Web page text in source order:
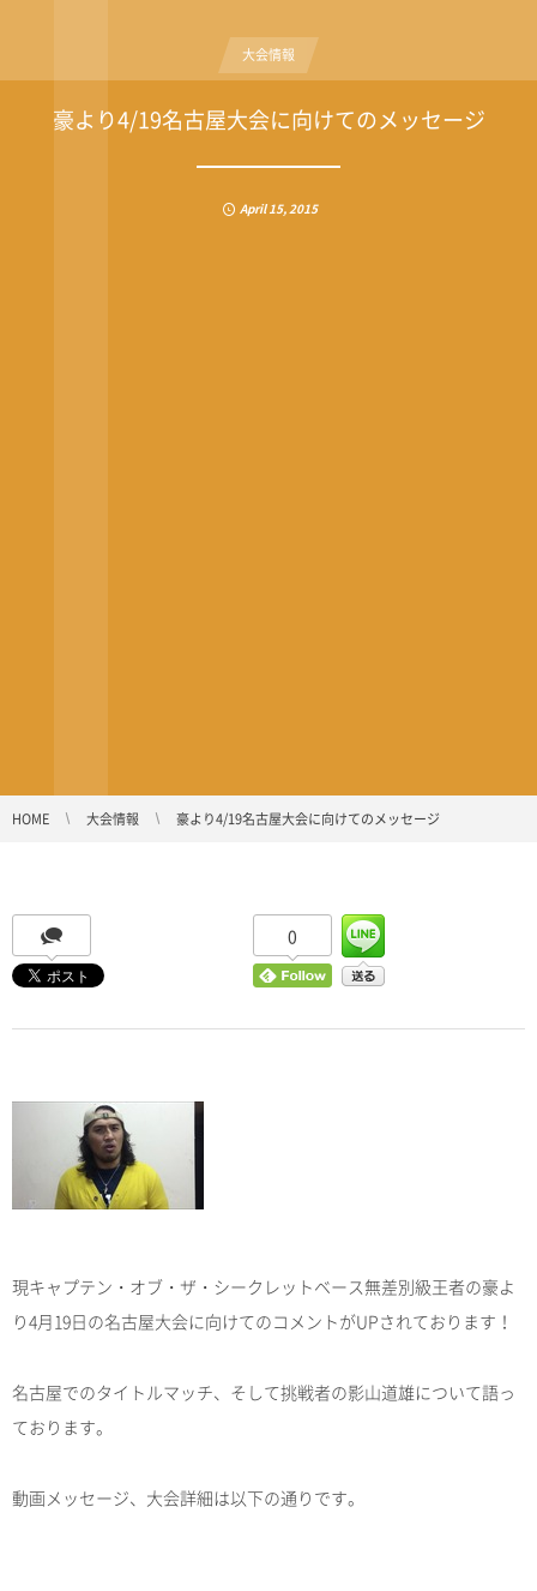
大会情報
豪より4/19名古屋大会に向けてのメッセージ
April15, 2015
HOME 大会情報 豪より4/19名古屋大会に向けてのメッセージ
0
現キャプテン・オブ・ザ・シークレットベース無差別級王者の豪よ
り4月19日の名古屋大会に向けてのコメントがUPされております！
名古屋でのタイトルマッチ、そして挑戦者の影山道雄について語っ
ております。
動画メッセージ、大会詳細は以下の通りです。